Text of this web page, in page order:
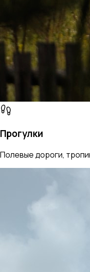
Прогулки
Полевые дороги,